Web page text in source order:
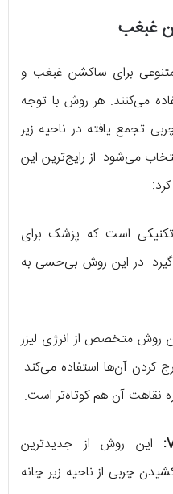
غبغب
برای ساکشن غبغب و
می‌کنند. هر روش با توجه
تجمع یافته در ناحیه زیر
می‌شود. از رایج‌ترین این
تکنیکی است که پزشک برای
در این روش بی‌حسی به
روش متخصص از انرژی لیزر
کردن آن‌ها استفاده می‌کند.
نقاهت آن هم کوتاه‌تر است.
: این روش از جدیدترین
چربی از ناحیه زیر چانه